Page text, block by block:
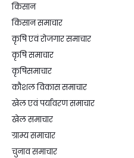
किसान
किसान समाचार
कृषि एवं रोजगार समाचार
कृषि समाचार
कृषिसमाचार
कौशल विकास समाचार
खेल एवं पर्यावरण समाचार
खेल समाचार
ग्राम्य समाचार
चुनाव समाचार